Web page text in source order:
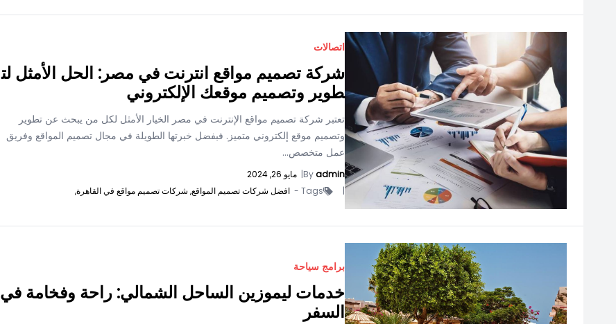
اتصالات
شركة تصميم مواقع انترنت في مصر: الحل الأمثل لت
طوير وتصميم موقعك الإلكتروني
تعتبر شركة تصميم مواقع الإنترنت في مصر الخيار الأمثل لكل من يبحث عن تطوير
وتصميم موقع إلكتروني متميز. فبفضل خبرتها الطويلة في مجال تصميم المواقع وفريق
عمل متخصص...
Byadmin
| مايو 26, 2024
|
Tags - افضل شركات تصميم المواقع, شركات تصميم مواقع في القاهرة,
برامج سياحة
خدمات ليموزين الساحل الشمالي: راحة وفخامة في
السفر